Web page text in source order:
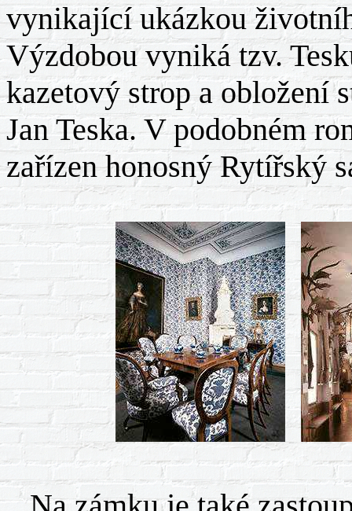
vynikající ukázkou
Výzdobou vyniká tzv.
kazetový strop a obložení
Jan Teska. V podobném
zařízen honosný Rytířský